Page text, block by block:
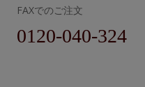
FAXでのご注文
0120-040-324